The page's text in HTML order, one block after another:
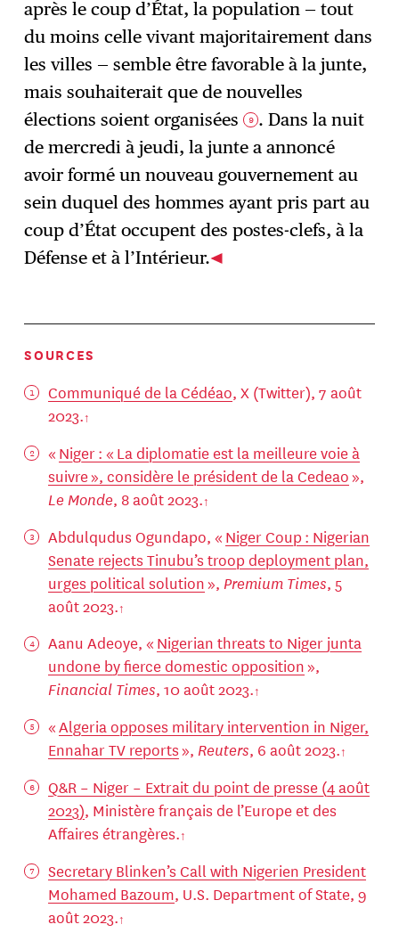
après le coup d’État, la population — tout
du moins celle vivant majoritairement dans
les villes — semble être favorable à la junte,
mais souhaiterait que de nouvelles
élections soient organisées 9 . Dans la nuit
de mercredi à jeudi, la junte a annoncé
avoir formé un nouveau gouvernement au
sein duquel des hommes ayant pris part au
coup d’État occupent des postes-clefs, à la
Défense et à l’Intérieur.
SOURCES
Communiqué de la Cédéao, X (Twitter), 7 août
2023.
« Niger : « La diplomatie est la meilleure voie à
suivre », considère le président de la Cedeao»,
Le Monde, 8 août 2023.
Abdulqudus Ogundapo, « Niger Coup : Nigerian
Senate rejects Tinubu’s troop deployment plan,
urges political solution», Premium Times, 5
août 2023.
Aanu Adeoye, « Nigerian threats to Niger junta
undone by fierce domestic opposition»,
Financial Times, 10 août 2023.
«Algeria opposes military intervention in Niger,
Ennahar TV reports», Reuters, 6 août 2023.
Q&R – Niger – Extrait du point de presse (4 août
2023), Ministère français de l’Europe et des
Affaires étrangères.
Secretary Blinken’s Call with Nigerien President
Mohamed Bazoum, U.S. Department of State, 9
août 2023.